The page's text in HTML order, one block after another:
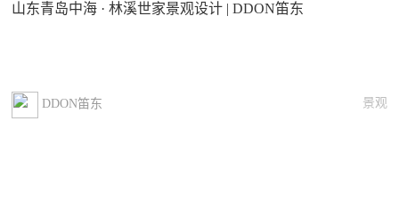
山东青岛中海 · 林溪世家景观设计 | DDON笛东
DDON笛东 景观